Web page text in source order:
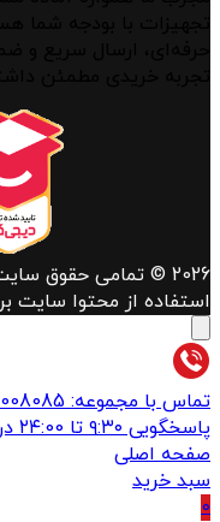
2026 © تمامی حقوق
استفاده از محتوا سایت
تماس با مجموعه: 021.91008085
پاسخگویی ۹:۳۰ تا ۲۴:00 در روزهای تعطیل ۱۵:00 تا ۲۰:۰۰
صفحه اصلی
سبد خرید
0